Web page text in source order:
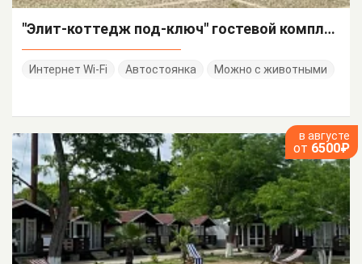
"Элит-коттедж под-ключ" гостевой комплекс
Интернет Wi-Fi Автостоянка Можно с животными
в августе
от 6500₽